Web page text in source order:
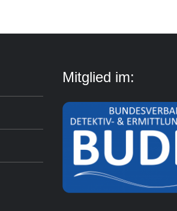
Mitglied im: